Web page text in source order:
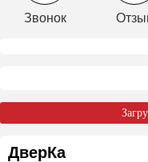
Звонок
ДверКа